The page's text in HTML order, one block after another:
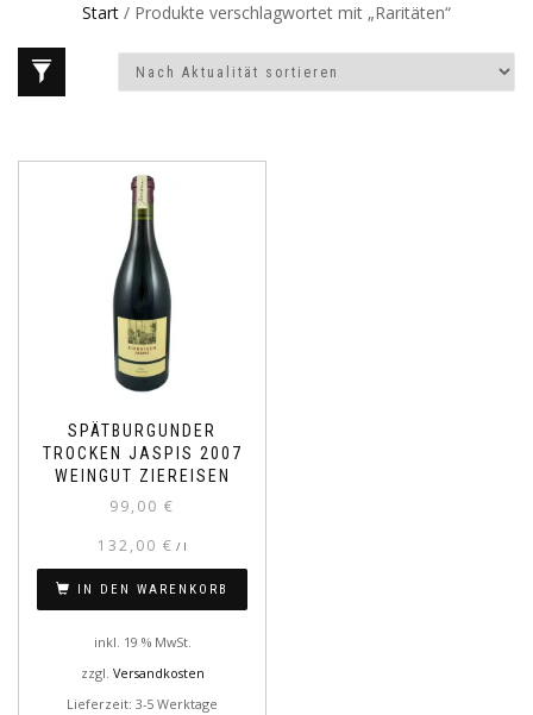
Start / Produkte verschlagwortet mit „Raritäten“
SPÄTBURGUNDER
TROCKEN JASPIS 2007
WEINGUT ZIEREISEN
99,00 €
132,00 € / l
IN DEN WARENKORB
inkl. 19 % MwSt.
zzgl. Versandkosten
Lieferzeit: 3-5 Werktage